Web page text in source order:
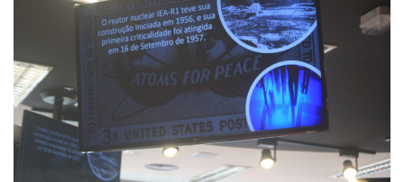
Edição 2025
Edição 2021
Edição 2019
Edição 2017
Inovação em Números
Propriedade Intelectual